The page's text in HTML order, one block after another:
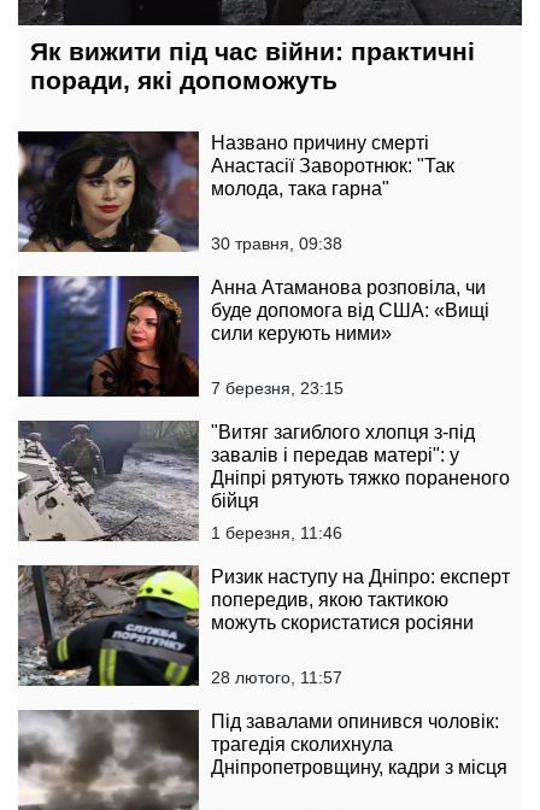
Як вижити під час війни: практичні
поради, які допоможуть
Названо причину смерті
Анастасії Заворотнюк: "Так
молода, така гарна"
30 травня, 09:38
Анна Атаманова розповіла, чи
буде допомога від США: «Вищі
сили керують ними»
7 березня, 23:15
"Витяг загиблого хлопця з-під
завалів і передав матері": у
Дніпрі рятують тяжко пораненого
бійця
1 березня, 11:46
Ризик наступу на Дніпро: експерт
попередив, якою тактикою
можуть скористатися росіяни
28 лютого, 11:57
Під завалами опинився чоловік:
трагедія сколихнула
Дніпропетровщину, кадри з місця